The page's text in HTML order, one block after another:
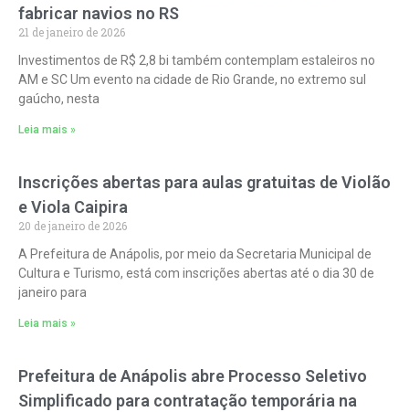
fabricar navios no RS
21 de janeiro de 2026
Investimentos de R$ 2,8 bi também contemplam estaleiros no
AM e SC Um evento na cidade de Rio Grande, no extremo sul
gaúcho, nesta
Leia mais »
Inscrições abertas para aulas gratuitas de Violão
e Viola Caipira
20 de janeiro de 2026
A Prefeitura de Anápolis, por meio da Secretaria Municipal de
Cultura e Turismo, está com inscrições abertas até o dia 30 de
janeiro para
Leia mais »
Prefeitura de Anápolis abre Processo Seletivo
Simplificado para contratação temporária na